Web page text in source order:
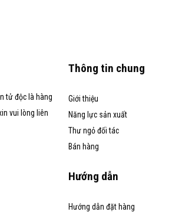
tử độc là hàng
vui lòng liên
Thông tin chung
Giới thiệu
Năng lực sản xuất
Thư ngỏ đối tác
Bán hàng
Hướng dẫn
Hướng dẫn đặt hàng